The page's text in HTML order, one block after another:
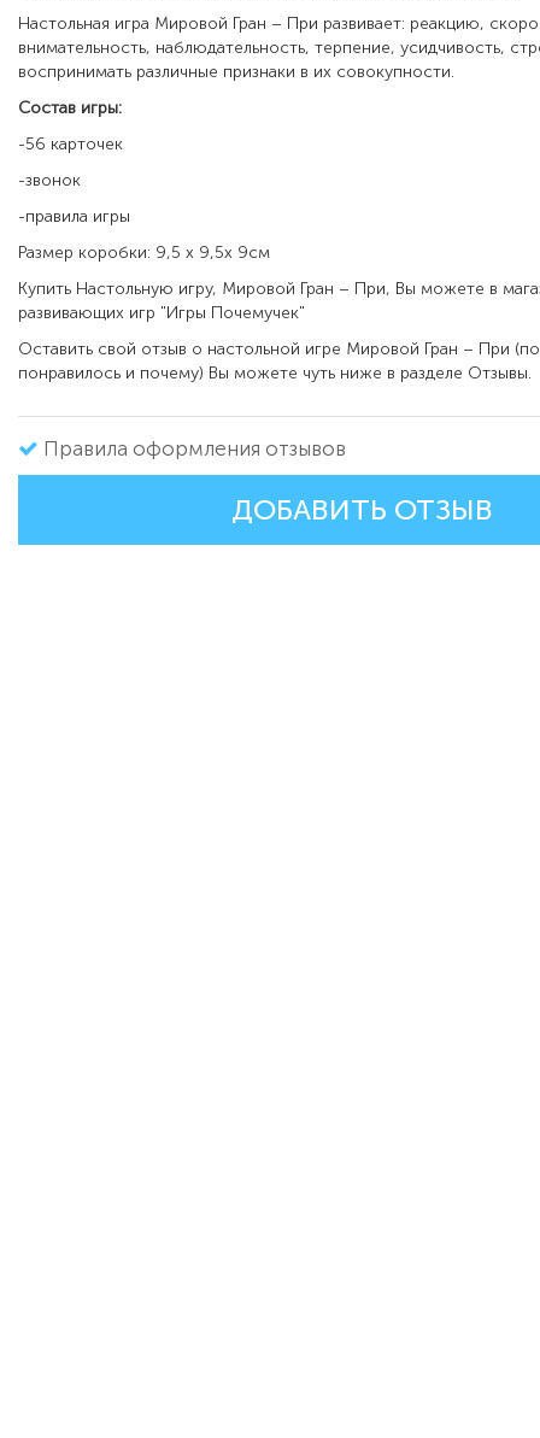
Настольная игра Мировой Гран – При развивает: реакцию,
внимательность, наблюдательность, терпение, усидчивость,
воспринимать различные признаки в их совокупности.
Состав игры:
-56 карточек
-звонок
-правила игры
Размер коробки: 9,5 х 9,5х 9см
Купить Настольную игру, Мировой Гран – При, Вы можете в
развивающих игр "Игры Почемучек"
Оставить свой отзыв о настольной игре Мировой Гран – При
понравилось и почему) Вы можете чуть ниже в разделе Отзывы.
Правила оформления отзывов
ДОБАВИТЬ ОТЗЫВ